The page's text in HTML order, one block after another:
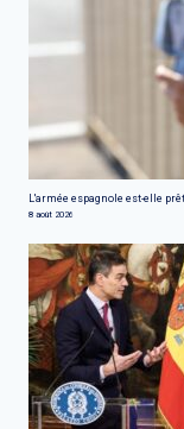
L'armée espagnole est-elle
8 août 2026